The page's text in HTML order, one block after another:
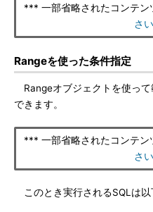
*** 一部省略されたコンテン
さい
Rangeを使った条件指定
Rangeオブジェクトを使っ
できます。
*** 一部省略されたコンテン
さい
このとき実行されるSQLは以